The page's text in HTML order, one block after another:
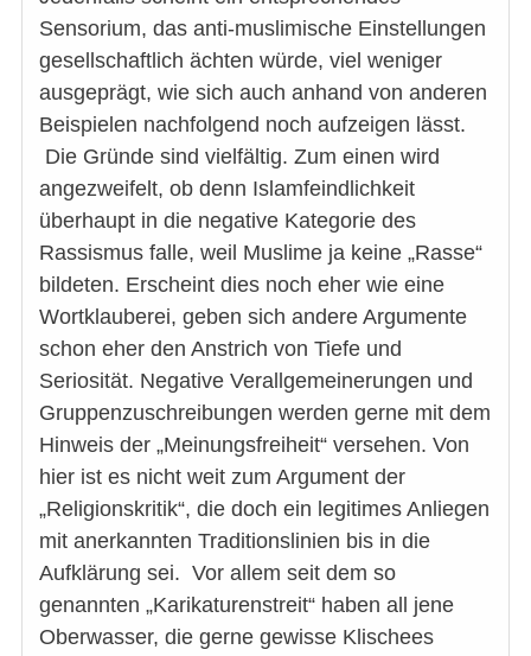
Sensorium, das anti-muslimische Einstellungen
gesellschaftlich ächten würde, viel weniger
ausgeprägt, wie sich auch anhand von anderen
Beispielen nachfolgend noch aufzeigen lässt.
Die Gründe sind vielfältig. Zum einen wird
angezweifelt, ob denn Islamfeindlichkeit
überhaupt in die negative Kategorie des
Rassismus falle, weil Muslime ja keine „Rasse“
bildeten. Erscheint dies noch eher wie eine
Wortklauberei, geben sich andere Argumente
schon eher den Anstrich von Tiefe und
Seriosität. Negative Verallgemeinerungen und
Gruppenzuschreibungen werden gerne mit dem
Hinweis der „Meinungsfreiheit“ versehen. Von
hier ist es nicht weit zum Argument der
„Religionskritik“, die doch ein legitimes Anliegen
mit anerkannten Traditionslinien bis in die
Aufklärung sei. Vor allem seit dem so
genannten „Karikaturenstreit“ haben all jene
Oberwasser, die gerne gewisse Klischees